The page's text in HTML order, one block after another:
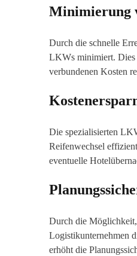
Minimierung
Durch die schnelle
LKWs minimiert. Dies
verbundenen Kosten
Die spezialisierten
Reifenwechsel
eventuelle
Durch die
Logistikunternehmen
erhöht die